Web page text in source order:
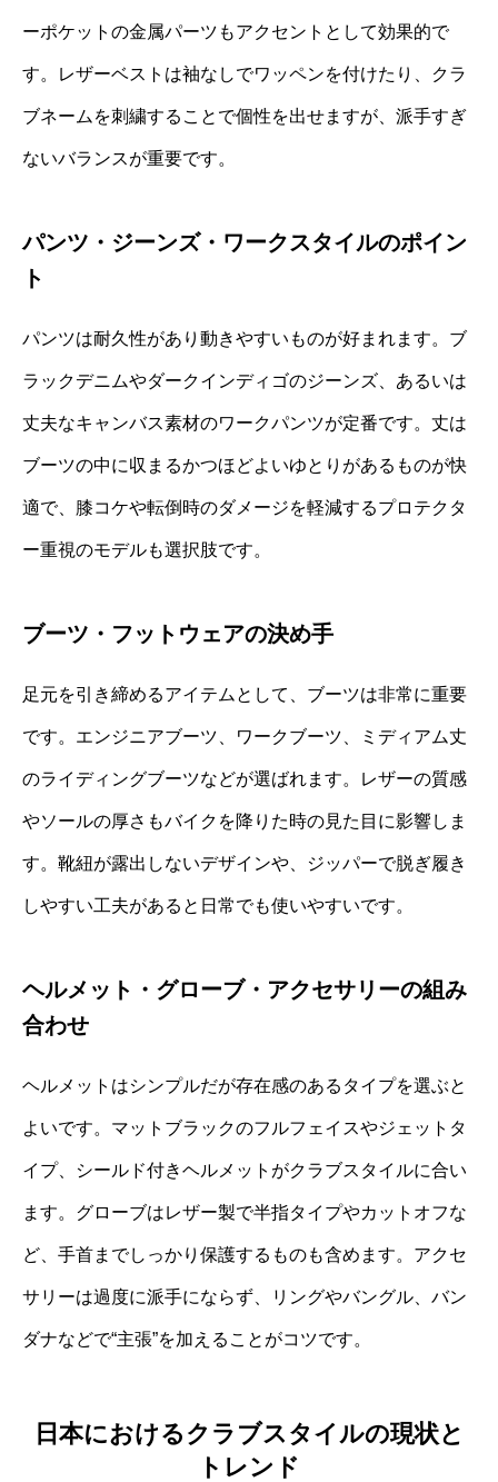
ーポケットの金属パーツもアクセントとして効果的で
す。レザーベストは袖なしでワッペンを付けたり、クラ
ブネームを刺繍することで個性を出せますが、派手すぎ
ないバランスが重要です。
パンツ・ジーンズ・ワークスタイルのポイン
ト
パンツは耐久性があり動きやすいものが好まれます。ブ
ラックデニムやダークインディゴのジーンズ、あるいは
丈夫なキャンバス素材のワークパンツが定番です。丈は
ブーツの中に収まるかつほどよいゆとりがあるものが快
適で、膝コケや転倒時のダメージを軽減するプロテクタ
ー重視のモデルも選択肢です。
ブーツ・フットウェアの決め手
足元を引き締めるアイテムとして、ブーツは非常に重要
です。エンジニアブーツ、ワークブーツ、ミディアム丈
のライディングブーツなどが選ばれます。レザーの質感
やソールの厚さもバイクを降りた時の見た目に影響しま
す。靴紐が露出しないデザインや、ジッパーで脱ぎ履き
しやすい工夫があると日常でも使いやすいです。
ヘルメット・グローブ・アクセサリーの組み
合わせ
ヘルメットはシンプルだが存在感のあるタイプを選ぶと
よいです。マットブラックのフルフェイスやジェットタ
イプ、シールド付きヘルメットがクラブスタイルに合い
ます。グローブはレザー製で半指タイプやカットオフな
ど、手首までしっかり保護するものも含めます。アクセ
サリーは過度に派手にならず、リングやバングル、バン
ダナなどで“主張”を加えることがコツです。
日本におけるクラブスタイルの現状と
トレンド